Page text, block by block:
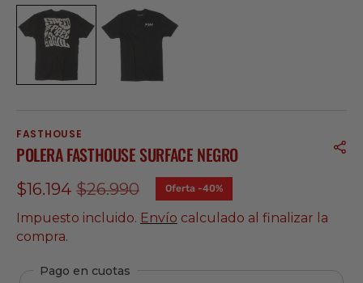
FASTHOUSE
POLERA FASTHOUSE SURFACE NEGRO
Precio
de
venta
$16.194 Precio
regular
$26.990 Oferta -40%
Impuesto incluido. Envío calculado al finalizar la
compra.
Pago en cuotas